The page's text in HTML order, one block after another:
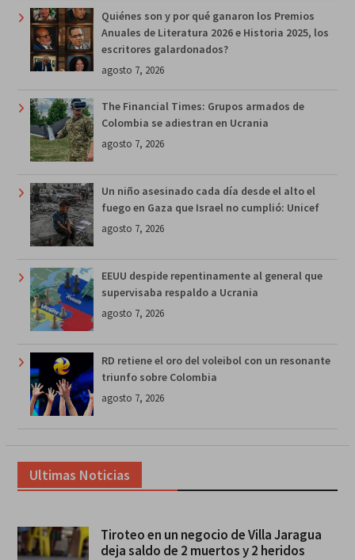
Quiénes son y por qué ganaron los Premios
Anuales de Literatura 2026 e Historia 2025, los
escritores galardonados?
agosto 7, 2026
The Financial Times: Grupos armados de
Colombia se adiestran en Ucrania
agosto 7, 2026
Un niño asesinado cada día desde el alto el
fuego en Gaza que Israel no cumplió: Unicef
agosto 7, 2026
EEUU despide repentinamente al general que
supervisaba respaldo a Ucrania
agosto 7, 2026
RD retiene el oro del voleibol con un resonante
triunfo sobre Colombia
agosto 7, 2026
Ultimas Noticias
Tiroteo en un negocio de Villa Jaragua
deja saldo de 2 muertos y 2 heridos